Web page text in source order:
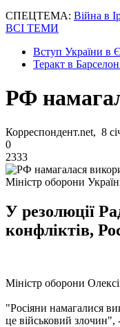
СПЕЦТЕМА: Війна в
ВСІ ТЕМИ
Вступ України в
Теракт в
РФ
Корреспондент.net, 8
0
2333
Міністр оборони
У резолюції
конфліктів,
Міністр оборони
"Росіяни намагалися
це військовий злочин",